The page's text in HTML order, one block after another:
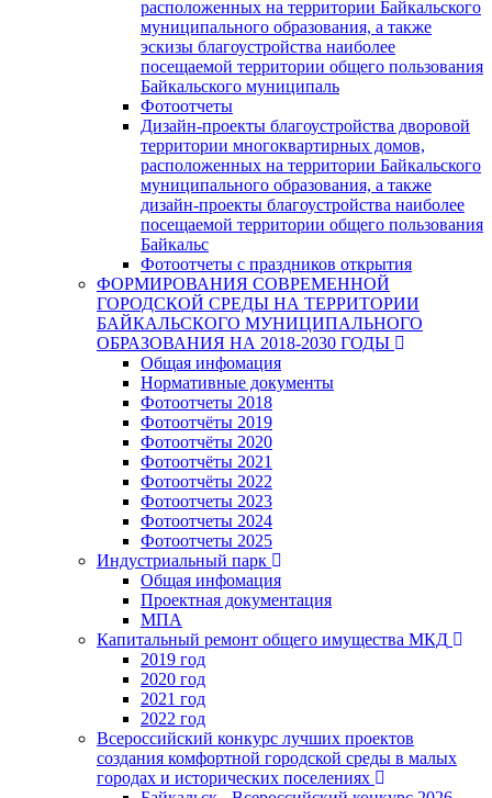
расположенных на территории Байкальского
муниципального образования, а также
эскизы благоустройства наиболее
посещаемой территории общего пользования
Байкальского муниципаль
Фотоотчеты
Дизайн-проекты благоустройства дворовой
территории многоквартирных домов,
расположенных на территории Байкальского
муниципального образования, а также
дизайн-проекты благоустройства наиболее
посещаемой территории общего пользования
Байкальс
Фотоотчеты с праздников открытия
ФОРМИРОВАНИЯ СОВРЕМЕННОЙ
ГОРОДСКОЙ СРЕДЫ НА ТЕРРИТОРИИ
БАЙКАЛЬСКОГО МУНИЦИПАЛЬНОГО
ОБРАЗОВАНИЯ НА 2018-2030 ГОДЫ
Общая инфомация
Нормативные документы
Фотоотчеты 2018
Фотоотчёты 2019
Фотоотчёты 2020
Фотоотчёты 2021
Фотоотчёты 2022
Фотоотчеты 2023
Фотоотчеты 2024
Фотоотчеты 2025
Индустриальный парк
Общая инфомация
Проектная документация
МПА
Капитальный ремонт общего имущества МКД
2019 год
2020 год
2021 год
2022 год
Всероссийский конкурс лучших проектов
создания комфортной городской среды в малых
городах и исторических поселениях